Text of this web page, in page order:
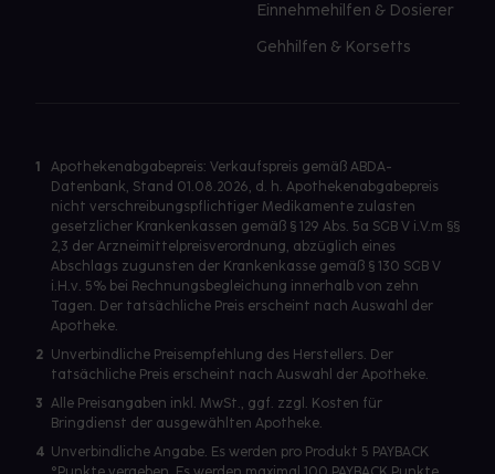
Einnehmehilfen & Dosierer
Gehhilfen & Korsetts
1
Apothekenabgabepreis: Verkaufspreis gemäß ABDA-
Datenbank, Stand 01.08.2026, d. h. Apothekenabgabepreis
nicht verschreibungspflichtiger Medikamente zulasten
gesetzlicher Krankenkassen gemäß § 129 Abs. 5a SGB V i.V.m §§
2,3 der Arzneimittelpreisverordnung, abzüglich eines
Abschlags zugunsten der Krankenkasse gemäß § 130 SGB V
i.H.v. 5% bei Rechnungsbegleichung innerhalb von zehn
Tagen. Der tatsächliche Preis erscheint nach Auswahl der
Apotheke.
2 Unverbindliche Preisempfehlung des Herstellers. Der
tatsächliche Preis erscheint nach Auswahl der Apotheke.
3 Alle Preisangaben inkl. MwSt., ggf. zzgl. Kosten für
Bringdienst der ausgewählten Apotheke.
4 Unverbindliche Angabe. Es werden pro Produkt 5 PAYBACK